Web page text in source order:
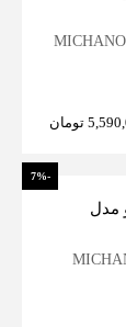
MICHANO
تومان
-7%
مدل